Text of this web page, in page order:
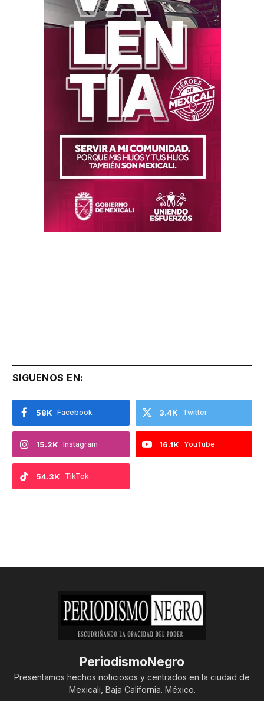
SIGUENOS EN:
Facebook
58K Twitter
3.4K
Instagram
15.2K YouTube
16.1K
TikTok
54.3K
PeriodismoNegro
Presentamos hechos noticiosos y centrados en la ciudad de
Mexicali, Baja California. México.